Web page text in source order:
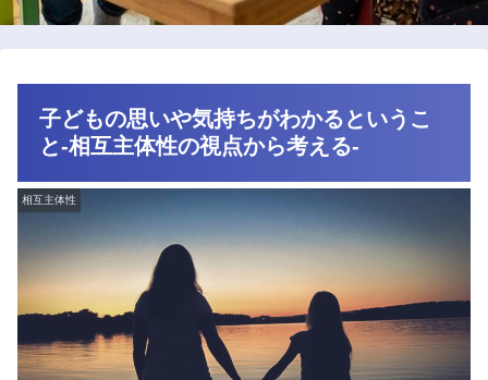
子どもの思いや気持ちがわかるというこ
と-相互主体性の視点から考える-
相互主体性